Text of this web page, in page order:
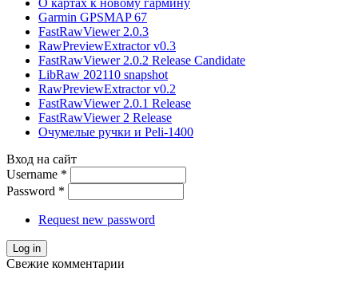
О картах к новому гармину
Garmin GPSMAP 67
FastRawViewer 2.0.3
RawPreviewExtractor v0.3
FastRawViewer 2.0.2 Release Candidate
LibRaw 202110 snapshot
RawPreviewExtractor v0.2
FastRawViewer 2.0.1 Release
FastRawViewer 2 Release
Очумелые ручки и Peli-1400
Вход на сайт
Username *
Password *
Request new password
Свежие комментарии